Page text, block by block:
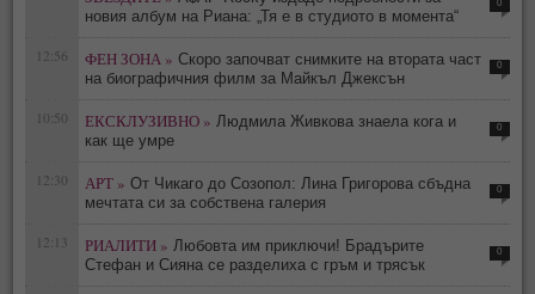
новия албум на Риана: „Тя е в студиото в момента“
0
12:56 ФЕН ЗОНА » Скоро започват снимките на втората част
на биографичния филм за Майкъл Джексън
0
10:50 ЕКСКЛУЗИВНО » Людмила Живкова знаела кога и
как ще умре
0
12:30 АРТ » От Чикаго до Созопол: Лина Григорова сбъдна
мечтата си за собствена галерия
0
12:13 РИАЛИТИ » Любовта им приключи! Брадърите
Стефан и Сияна се разделиха с гръм и трясък
0